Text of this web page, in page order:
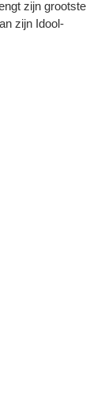
zijn grootste
zijn Idool-